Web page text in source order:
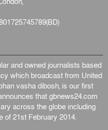
and owned journalists based
which broadcast from United
vasha dibosh, is our first
that gbnews24.com
across the globe including
of 21st February 2014.